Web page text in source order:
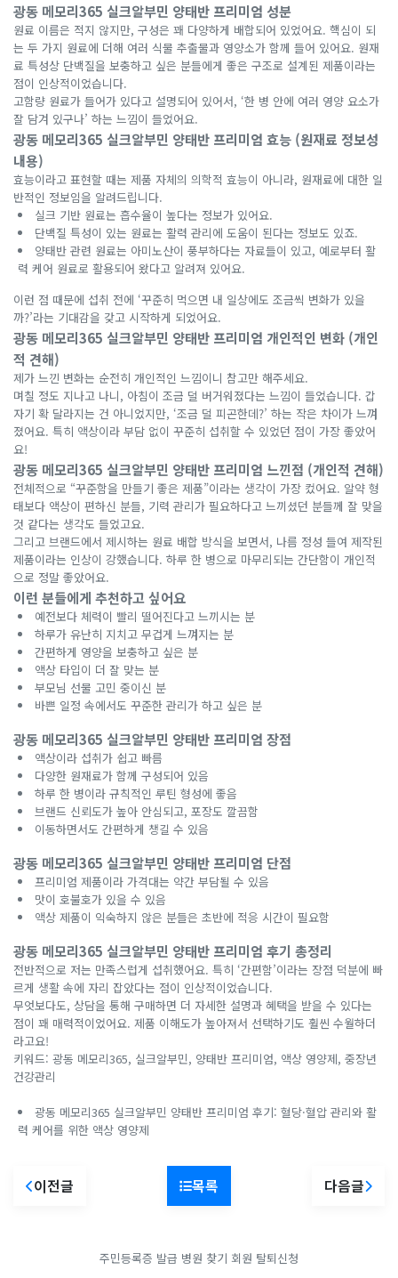
광동 메모리365 실크알부민 양태반 프리미엄 성분
원료 이름은 적지 않지만, 구성은 꽤 다양하게 배합되어 있었어요. 핵심이 되
는 두 가지 원료에 더해 여러 식물 추출물과 영양소가 함께 들어 있어요. 원재
료 특성상 단백질을 보충하고 싶은 분들에게 좋은 구조로 설계된 제품이라는
점이 인상적이었습니다.
고함량 원료가 들어가 있다고 설명되어 있어서, ‘한 병 안에 여러 영양 요소가
잘 담겨 있구나’ 하는 느낌이 들었어요.
광동 메모리365 실크알부민 양태반 프리미엄 효능 (원재료 정보성
내용)
효능이라고 표현할 때는 제품 자체의 의학적 효능이 아니라, 원재료에 대한 일
반적인 정보임을 알려드립니다.
실크 기반 원료는 흡수율이 높다는 정보가 있어요.
단백질 특성이 있는 원료는 활력 관리에 도움이 된다는 정보도 있죠.
양태반 관련 원료는 아미노산이 풍부하다는 자료들이 있고, 예로부터 활
력 케어 원료로 활용되어 왔다고 알려져 있어요.
이런 점 때문에 섭취 전에 ‘꾸준히 먹으면 내 일상에도 조금씩 변화가 있을
까?’라는 기대감을 갖고 시작하게 되었어요.
광동 메모리365 실크알부민 양태반 프리미엄 개인적인 변화 (개인
적 견해)
제가 느낀 변화는 순전히 개인적인 느낌이니 참고만 해주세요.
며칠 정도 지나고 나니, 아침이 조금 덜 버거워졌다는 느낌이 들었습니다. 갑
자기 확 달라지는 건 아니었지만, ‘조금 덜 피곤한데?’ 하는 작은 차이가 느껴
졌어요. 특히 액상이라 부담 없이 꾸준히 섭취할 수 있었던 점이 가장 좋았어
요!
광동 메모리365 실크알부민 양태반 프리미엄 느낀점 (개인적 견해)
전체적으로 “꾸준함을 만들기 좋은 제품”이라는 생각이 가장 컸어요. 알약 형
태보다 액상이 편하신 분들, 기력 관리가 필요하다고 느끼셨던 분들께 잘 맞을
것 같다는 생각도 들었고요.
그리고 브랜드에서 제시하는 원료 배합 방식을 보면서, 나름 정성 들여 제작된
제품이라는 인상이 강했습니다. 하루 한 병으로 마무리되는 간단함이 개인적
으로 정말 좋았어요.
이런 분들에게 추천하고 싶어요
예전보다 체력이 빨리 떨어진다고 느끼시는 분
하루가 유난히 지치고 무겁게 느껴지는 분
간편하게 영양을 보충하고 싶은 분
액상 타입이 더 잘 맞는 분
부모님 선물 고민 중이신 분
바쁜 일정 속에서도 꾸준한 관리가 하고 싶은 분
광동 메모리365 실크알부민 양태반 프리미엄 장점
액상이라 섭취가 쉽고 빠름
다양한 원재료가 함께 구성되어 있음
하루 한 병이라 규칙적인 루틴 형성에 좋음
브랜드 신뢰도가 높아 안심되고, 포장도 깔끔함
이동하면서도 간편하게 챙길 수 있음
광동 메모리365 실크알부민 양태반 프리미엄 단점
프리미엄 제품이라 가격대는 약간 부담될 수 있음
맛이 호불호가 있을 수 있음
액상 제품이 익숙하지 않은 분들은 초반에 적응 시간이 필요함
광동 메모리365 실크알부민 양태반 프리미엄 후기 총정리
전반적으로 저는 만족스럽게 섭취했어요. 특히 ‘간편함’이라는 장점 덕분에 빠
르게 생활 속에 자리 잡았다는 점이 인상적이었습니다.
무엇보다도, 상담을 통해 구매하면 더 자세한 설명과 혜택을 받을 수 있다는
점이 꽤 매력적이었어요. 제품 이해도가 높아져서 선택하기도 훨씬 수월하더
라고요!
키워드: 광동 메모리365, 실크알부민, 양태반 프리미엄, 액상 영양제, 중장년
건강관리
광동 메모리365 실크알부민 양태반 프리미엄 후기: 혈당·혈압 관리와 활
력 케어를 위한 액상 영양제
이전글 목록 다음글
주민등록증 발급 병원 찾기 회원 탈퇴신청